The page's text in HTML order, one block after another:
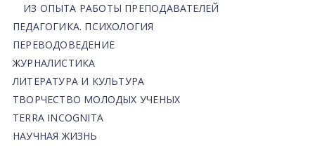
ИЗ ОПЫТА РАБОТЫ ПРЕПОДАВАТЕЛЕЙ
ПЕДАГОГИКА. ПСИХОЛОГИЯ
ПЕРЕВОДОВЕДЕНИЕ
ЖУРНАЛИСТИКА
ЛИТЕРАТУРА И КУЛЬТУРА
ТВОРЧЕСТВО МОЛОДЫХ УЧЕНЫХ
TERRA INCOGNITA
НАУЧНАЯ ЖИЗНЬ